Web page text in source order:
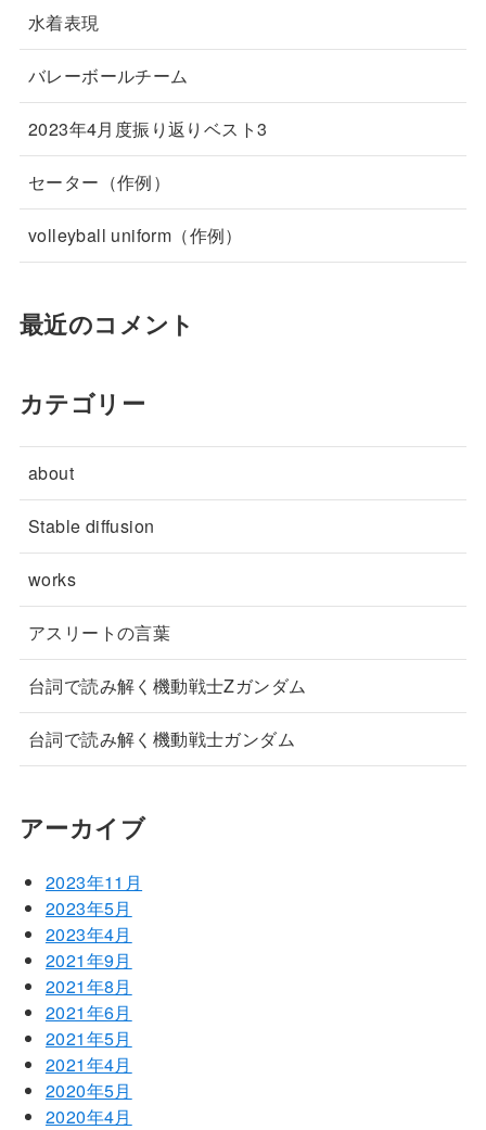
水着表現
バレーボールチーム
2023年4月度振り返りベスト3
セーター（作例）
volleyball uniform（作例）
最近のコメント
カテゴリー
about
Stable diffusion
works
アスリートの言葉
台詞で読み解く機動戦士Zガンダム
台詞で読み解く機動戦士ガンダム
アーカイブ
2023年11月
2023年5月
2023年4月
2021年9月
2021年8月
2021年6月
2021年5月
2021年4月
2020年5月
2020年4月